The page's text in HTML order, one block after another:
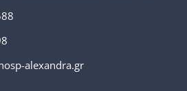
alexandra.gr